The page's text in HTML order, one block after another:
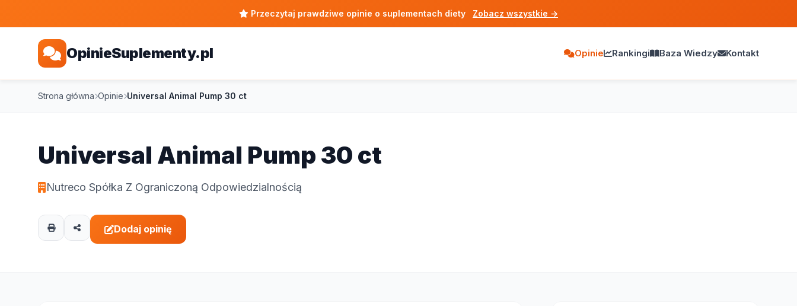
Przeczytaj prawdziwe opinie o suplementach diety Zobacz wszystkie →
OpinieSuplementy.pl Opinie Rankingi Baza Wiedzy Kontakt
Strona główna Opinie Universal Animal Pump 30 ct
Universal Animal Pump 30 ct
Nutreco Spółka Z Ograniczoną Odpowiedzialnością
Dodaj opinię